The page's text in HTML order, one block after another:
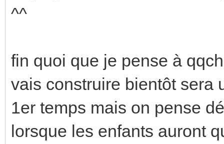
^^
fin quoi que je pense à
vais construire bientôt sera
1er temps mais on pense
lorsque les enfants auront